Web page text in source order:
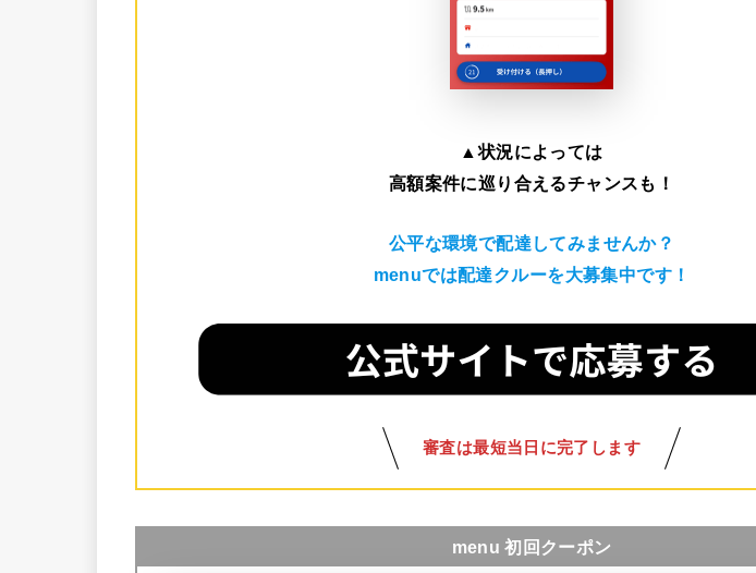
▲状況によっては
高額案件に巡り合えるチャンスも！
公平な環境で配達してみませんか？
menuでは配達クルーを大募集中です！
審査は最短当日に完了します
menu 初回クーポン